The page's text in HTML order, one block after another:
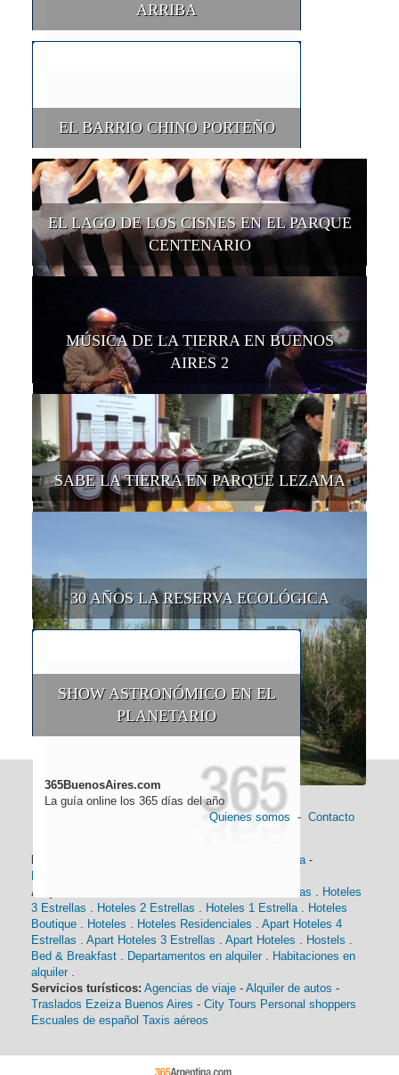
ARRIBA
EL BARRIO CHINO PORTEÑO
EL LAGO DE LOS CISNES EN EL PARQUE
CENTENARIO
MÚSICA DE LA TIERRA EN BUENOS
AIRES 2
SABE LA TIERRA EN PARQUE LEZAMA
30 AÑOS LA RESERVA ECOLÓGICA
SHOW ASTRONÓMICO EN EL
PLANETARIO
365BuenosAires.com
La guía online los 365 días del año
Quienes somos - Contacto
Historia-
Alojamiento:
Hoteles 4 Estrellas . Hoteles
3 Estrellas . Hoteles 2 Estrellas . Hoteles 1 Estrella. Hoteles
Boutique . Hoteles . Hoteles Residenciales . Apart Hoteles 4
Estrellas . Apart Hoteles 3 Estrellas . Apart Hoteles . Hostels .
Bed & Breakfast . Departamentos en alquiler . Habitaciones en
alquiler .
Servicios turísticos: Agencias de viaje - Alquiler de autos -
Traslados Ezeiza Buenos Aires - City Tours Personal shoppers
Escuales de español Taxis aéreos